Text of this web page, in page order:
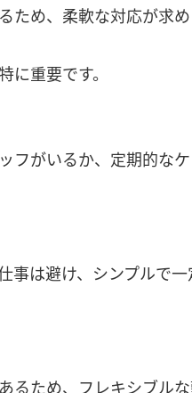
め、柔軟な対応が求め
重要です。
フがいるか、定期的な
は避け、シンプルで
るため、フレキシブル